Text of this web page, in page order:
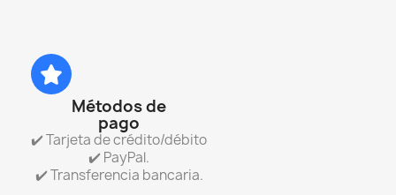
Métodos de
pago
✔️ Tarjeta de crédito/débito
✔️ PayPal.
✔️ Transferencia bancaria.